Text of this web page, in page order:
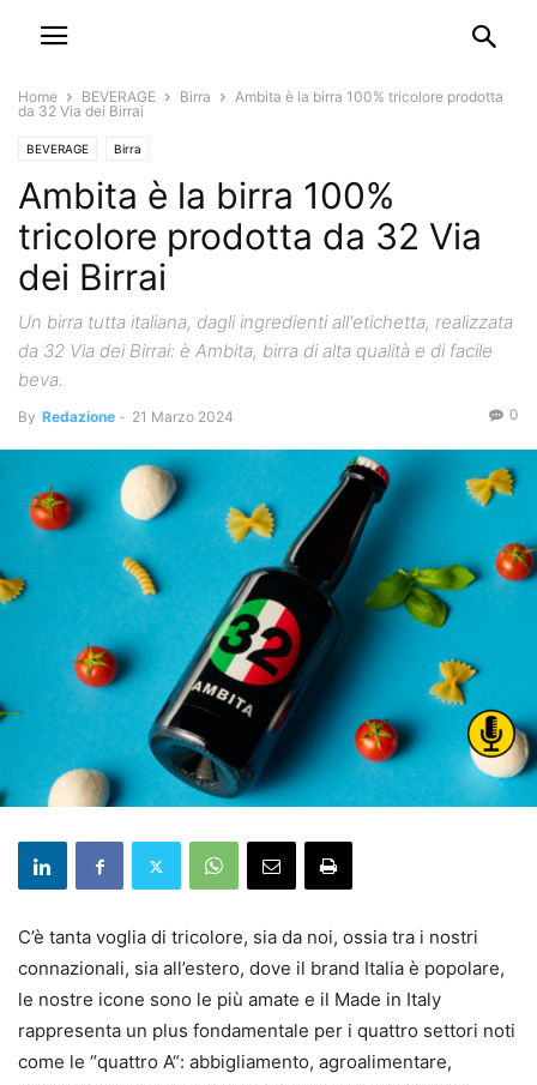
Home BEVERAGE Birra
Ambita è la birra 100% tricolore prodotta
da 32 Via dei Birrai
BEVERAGE Birra
Ambita è la birra 100%
tricolore prodotta da 32 Via
dei Birrai
Un birra tutta italiana, dagli ingredienti all'etichetta, realizzata
da 32 Via dei Birrai: è Ambita, birra di alta qualità e di facile
beva.
By Redazione - 21 Marzo 2024 0
C’è tanta voglia di tricolore, sia da noi, ossia tra i nostri
connazionali, sia all’estero, dove il brand Italia è popolare,
le nostre icone sono le più amate e il Made in Italy
rappresenta un plus fondamentale per i quattro settori noti
come le “quattro A“: abbigliamento, agroalimentare,